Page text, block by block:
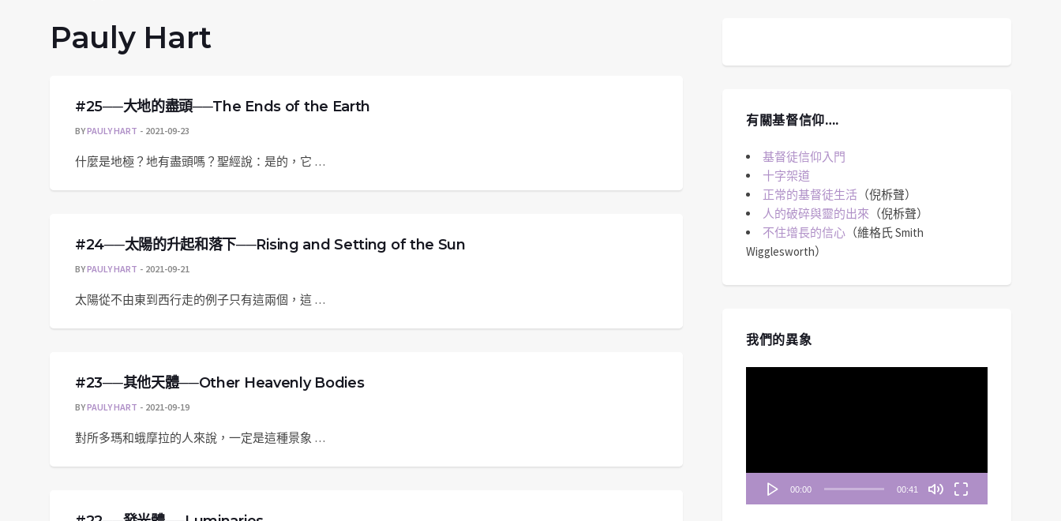
Pauly Hart
#25──大地的盡頭──The Ends of the Earth
BYPAULY HART 2021-09-23
什麼是地極？地有盡頭嗎？聖經說：是的，它 …
#24──太陽的升起和落下──Rising and Setting of the Sun
BYPAULY HART 2021-09-21
太陽從不由東到西行走的例子只有這兩個，這 …
#23──其他天體──Other Heavenly Bodies
BYPAULY HART 2021-09-19
對所多瑪和蛾摩拉的人來說，一定是這種景象 …
有關基督信仰….
基督徒信仰入門
十字架道
正常的基督徒生活 （倪柝聲）
人的破碎與靈的出來 （倪柝聲）
不住增長的信心 （維格氏 Smith
Wigglesworth）
我們的異象
00:00 00:41